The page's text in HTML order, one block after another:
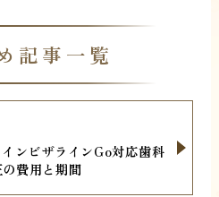
記事一覧
ンビザラインGo対応歯科
費用と期間